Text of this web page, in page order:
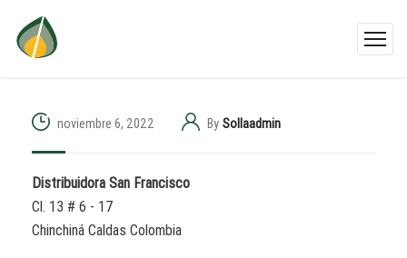
noviembre 6, 2022 By Sollaadmin
Distribuidora San Francisco
Cl. 13 # 6 - 17
Chinchiná Caldas Colombia